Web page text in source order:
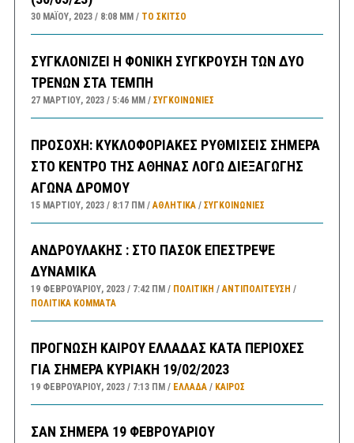
30 ΜΑΪ́ΟΥ, 2023 8:08 ΜΜ ΤΟ ΣΚΊΤΣΟ
ΣΥΓΚΛΟΝΙΖΕΙ Η ΦΟΝΙΚΗ ΣΥΓΚΡΟΥΣΗ ΤΩΝ ΔΥΟ
ΤΡΕΝΩΝ ΣΤΑ ΤΕΜΠΗ
27 ΜΑΡΤΊΟΥ, 2023 5:46 ΜΜ ΣΥΓΚΟΙΝΩΝΊΕΣ
ΠΡΟΣΟΧΗ: ΚΥΚΛΟΦΟΡΙΑΚΕΣ ΡΥΘΜΙΣΕΙΣ ΣΗΜΕΡΑ
ΣΤΟ ΚΕΝΤΡΟ ΤΗΣ ΑΘΗΝΑΣ ΛΟΓΩ ΔΙΕΞΑΓΩΓΗΣ
ΑΓΩΝΑ ΔΡΟΜΟΥ
15 ΜΑΡΤΊΟΥ, 2023 8:17 ΠΜ ΑΘΛΗΤΙΚΑ/ ΣΥΓΚΟΙΝΩΝΊΕΣ
ΑΝΔΡΟΥΛΑΚΗΣ : ΣΤΟ ΠΑΣΟΚ ΕΠΕΣΤΡΕΨΕ
ΔΥΝΑΜΙΚΑ
19 ΦΕΒΡΟΥΑΡΊΟΥ, 2023 7:42 ΠΜ ΠΟΛΙΤΙΚΗ /ΑΝΤΙΠΟΛΊΤΕΥΣΗ /
ΠΟΛΙΤΙΚΆ ΚΌΜΜΑΤΑ
ΠΡΟΓΝΩΣΗ ΚΑΙΡΟΥ ΕΛΛΑΔΑΣ ΚΑΤΑ ΠΕΡΙΟΧΕΣ
ΓΙΑ ΣΗΜΕΡΑ ΚΥΡΙΑΚΗ 19/02/2023
19 ΦΕΒΡΟΥΑΡΊΟΥ, 2023 7:13 ΠΜ ΕΛΛΑΔA/ ΚΑΙΡΌΣ
ΣΑΝ ΣΗΜΕΡΑ 19 ΦΕΒΡΟΥΑΡΙΟΥ